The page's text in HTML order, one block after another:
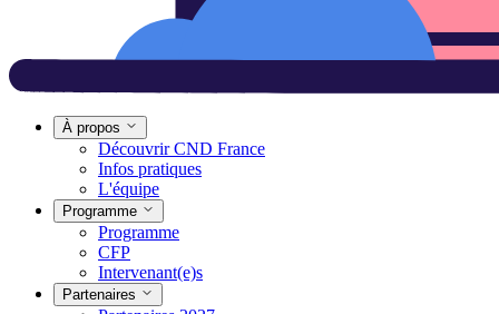
À propos
Découvrir CND France
Infos pratiques
L'équipe
Programme
Programme
CFP
Intervenant(e)s
Partenaires